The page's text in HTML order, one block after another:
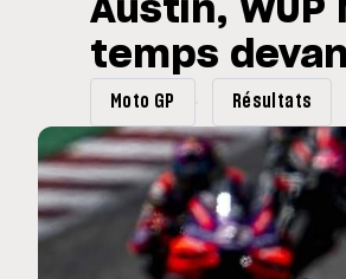
club spécial dans
MOTO GP
Grande-
Austin, WUP
temps
Moto GP Résultats